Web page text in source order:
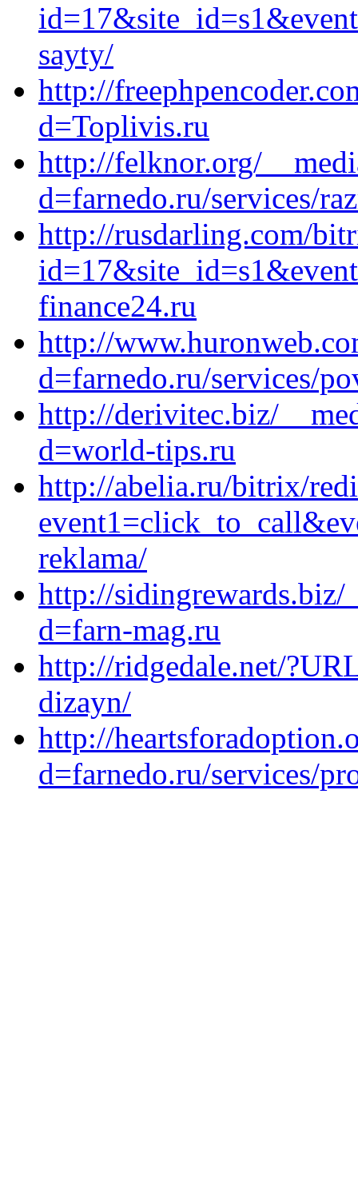
sayty/
http://
d=Toplivis.ru
http://felknor.org/
d=farnedo.ru/services/
http://rusdarling.com/
finance24.ru
http://
d=farnedo.ru/services/
http://derivitec.biz/
d=world-tips.ru
http://abelia.ru/bitrix/
reklama/
http://sidingrewards.biz/
d=farn-mag.ru
http://ridgedale.net/
dizayn/
http://
d=farnedo.ru/services/